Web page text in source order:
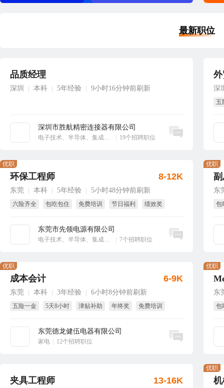
最新职位
品质经理
深圳 本科 5年经验 9小时16分钟前刷新
深圳市胜航精密连接器有限公司
电子技术、半导体、集成电路 19个招聘职位
立即沟通
深
五
环保工程师
东莞 本科 5年经验 5小时48分钟前刷新
六险齐全 包吃包住 免费培训 节日福利
绩效奖
东莞市先领电源有限公司
电子技术、半导体、集成电路 7个招聘职位
优职
8-12K
立即沟通
东
包
优职
成本会计
东莞 本科 3年经验 6小时8分钟前刷新
五险一金 5天8小时 津贴补助 年终奖
免费培训
东莞德龙健伍电器有限公司
家电 12个招聘职位
优职
6-9K
立即沟通
东
包
优职
夹具工程师 13-16K
优职